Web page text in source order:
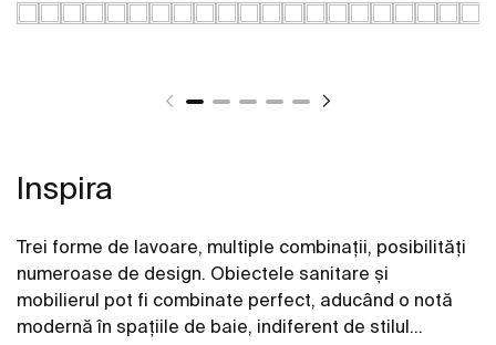
Inspira
Trei forme de lavoare, multiple combinații, posibilități
numeroase de design. Obiectele sanitare și
mobilierul pot fi combinate perfect, aducând o notă
modernă în spațiile de baie, indiferent de stilul